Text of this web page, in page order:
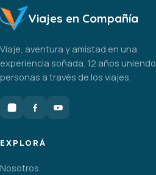
Viajes en Compañía
Viaje, aventura y amistad en una
experiencia soñada. 12 años uniendo
personas a través de los viajes.
EXPLORÁ
Nosotros